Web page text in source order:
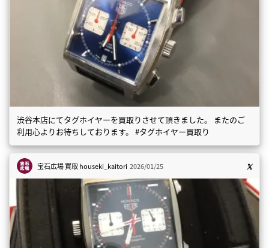
渋谷本店にてタグホイヤーを買取りさせて頂きました。 またのご
利用心よりお待ちしております。 #タグホイヤー買取り
宝石広場 買取houseki_kaitori 2026/01/25